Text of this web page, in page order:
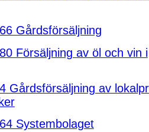
Gårdsförsäljning
Försäljning av öl och vin i
Gårdsförsäljning av
Systembolaget